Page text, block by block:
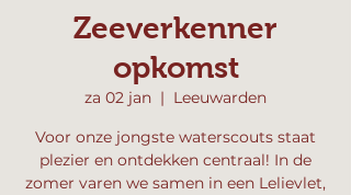
Zeeverkenner
opkomst
za 02 jan
  |
Leeuwarden
Voor onze jongste waterscouts staat
plezier en ontdekken centraal! In de
zomer varen we samen in een Lelievlet,